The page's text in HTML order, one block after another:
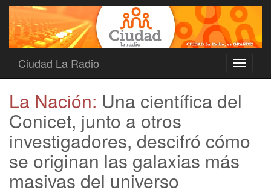
Toggle
Ciudad La Radio
La Nación: Una científica del
Conicet, junto a otros
investigadores, descifró cómo
se originan las galaxias más
masivas del universo